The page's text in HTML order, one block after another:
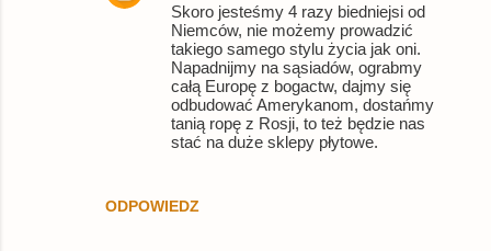
ODPOWIEDZ
Skoro jesteśmy 4 razy biedniejsi od
Niemców, nie możemy prowadzić
takiego samego stylu życia jak oni.
Napadnijmy na sąsiadów, ograbmy
całą Europę z bogactw, dajmy się
odbudować Amerykanom, dostańmy
tanią ropę z Rosji, to też będzie nas
stać na duże sklepy płytowe.